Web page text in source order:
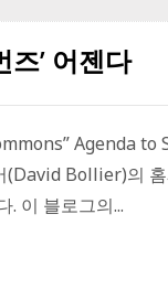
즈’ 어젠다
Agenda
(David Bollier)의
. 이 블로그의...